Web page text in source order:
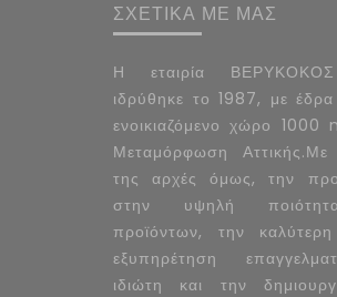
ΣΧΕΤΙΚΑ ΜΕ ΜΑΣ
Η εταιρία
ιδρύθηκε το 1987, με
ενοικιαζόμενο χώρο 1000
Μεταμόρφωση Αττικής.Με
της αρχές όμως, την
στην υψηλή
προϊόντων, την
εξυπηρέτηση
ιδιώτη και την